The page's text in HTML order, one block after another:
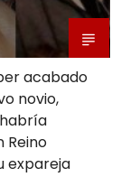
acabado
novio,
Reino
expareja